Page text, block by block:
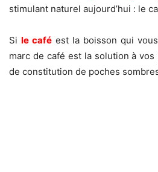
stimulant naturel aujourd’hui : le
Si le café est la boisson qui
marc de café est la solution à
de constitution de poches